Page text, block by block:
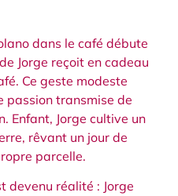
dans le café débute
Jorge reçoit en cadeau
Ce geste modeste
passion transmise de
Enfant, Jorge cultive un
rêvant un jour de
parcelle.
devenu réalité : Jorge